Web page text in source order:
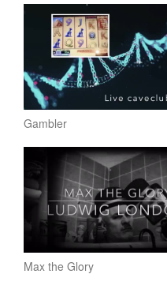
Gambler
Max the Glory